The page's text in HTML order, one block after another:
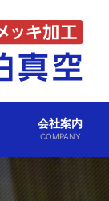
会社案内
COMPANY